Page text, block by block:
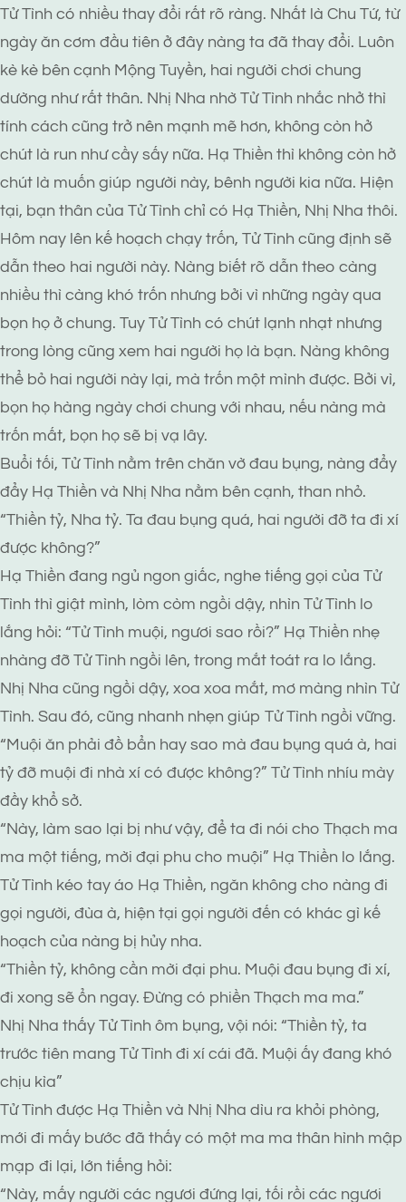
Tử Tình có nhiều thay đổi rất rõ ràng. Nhất là Chu Tứ, từ
ngày ăn cơm đầu tiên ở đây nàng ta đã thay đổi. Luôn
kè kè bên cạnh Mộng Tuyền, hai người chơi chung
dường như rất thân. Nhị Nha nhờ Tử Tình nhắc nhở thì
tính cách cũng trở nên mạnh mẽ hơn, không còn hở
chút là run như cầy sấy nữa. Hạ Thiền thì không còn hở
chút là muốn giúp người này, bênh người kia nữa. Hiện
tại, bạn thân của Tử Tình chỉ có Hạ Thiền, Nhị Nha thôi.
Hôm nay lên kế hoạch chạy trốn, Tử Tình cũng định sẽ
dẫn theo hai người này. Nàng biết rõ dẫn theo càng
nhiều thì càng khó trốn nhưng bởi vì những ngày qua
bọn họ ở chung. Tuy Tử Tình có chút lạnh nhạt nhưng
trong lòng cũng xem hai người họ là bạn. Nàng không
thể bỏ hai người này lại, mà trốn một mình được. Bởi vì,
bọn họ hàng ngày chơi chung với nhau, nếu nàng mà
trốn mất, bọn họ sẽ bị vạ lây.
Buổi tối, Tử Tình nằm trên chăn vờ đau bụng, nàng đẩy
đẩy Hạ Thiền và Nhị Nha nằm bên cạnh, than nhỏ.
“Thiền tỷ, Nha tỷ. Ta đau bụng quá, hai người đỡ ta đi xí
được không?”
Hạ Thiền đang ngủ ngon giấc, nghe tiếng gọi của Tử
Tình thì giật mình, lòm còm ngồi dậy, nhìn Tử Tình lo
lắng hỏi: “Tử Tình muội, ngươi sao rồi?” Hạ Thiền nhẹ
nhàng đỡ Tử Tình ngồi lên, trong mắt toát ra lo lắng.
Nhị Nha cũng ngồi dậy, xoa xoa mắt, mơ màng nhìn Tử
Tình. Sau đó, cũng nhanh nhẹn giúp Tử Tình ngồi vững.
“Muội ăn phải đồ bẩn hay sao mà đau bụng quá à, hai
tỷ đỡ muội đi nhà xí có được không?” Tử Tình nhíu mày
đầy khổ sở.
“Này, làm sao lại bị như vậy, để ta đi nói cho Thạch ma
ma một tiếng, mời đại phu cho muội” Hạ Thiền lo lắng.
Tử Tình kéo tay áo Hạ Thiền, ngăn không cho nàng đi
gọi người, đùa à, hiện tại gọi người đến có khác gì kế
hoạch của nàng bị hủy nha.
“Thiền tỷ, không cần mời đại phu. Muội đau bụng đi xí,
đi xong sẽ ổn ngay. Đừng có phiền Thạch ma ma.”
Nhị Nha thấy Tử Tình ôm bụng, vội nói: “Thiền tỷ, ta
trước tiên mang Tử Tình đi xí cái đã. Muội ấy đang khó
chịu kìa”
Tử Tình được Hạ Thiền và Nhị Nha dìu ra khỏi phòng,
mới đi mấy bước đã thấy có một ma ma thân hình mập
mạp đi lại, lớn tiếng hỏi:
“Này, mấy người các ngươi đứng lại, tối rồi các ngươi